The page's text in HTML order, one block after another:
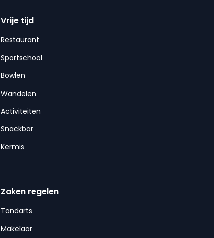
Vrije tijd
Restaurant
Sportschool
Bowlen
Wandelen
Activiteiten
Snackbar
Kermis
Zaken regelen
Tandarts
Makelaar